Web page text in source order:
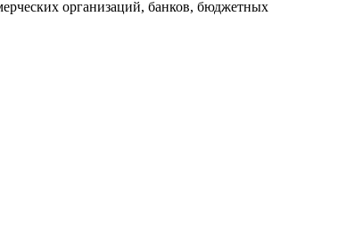
организаций, банков, бюджетных